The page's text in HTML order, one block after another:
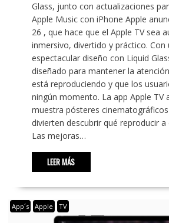
Glass, junto con actualizaciones
Apple Music con iPhone Apple
26 , que hace que el Apple TV sea
inmersivo, divertido y práctico. Con
espectacular diseño con Liquid
diseñado para mantener la
está reproduciendo y que los
ningún momento. La app Apple TV
muestra pósteres
divierten descubrir qué reproducir a
Las mejoras…
LEER MÁS
App´s Apple TV